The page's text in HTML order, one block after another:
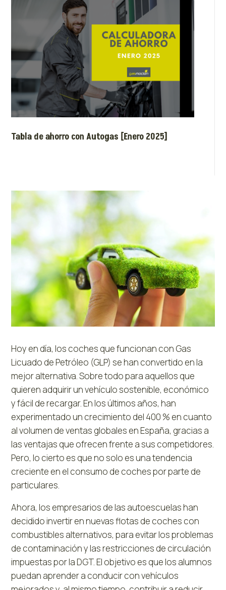
Tabla de ahorro con Autogas [Enero 2025]
Hoy en día, los coches que funcionan con Gas
Licuado de Petróleo (GLP) se han convertido en la
mejor alternativa. Sobre todo para aquellos que
quieren adquirir un vehículo sostenible, económico
y fácil de recargar. En los últimos años, han
experimentado un crecimiento del 400 % en cuanto
al volumen de ventas globales en España, gracias a
las ventajas que ofrecen frente a sus competidores.
Pero, lo cierto es que no solo es una tendencia
creciente en el consumo de coches por parte de
particulares.
Ahora, los empresarios de las autoescuelas han
decidido invertir en nuevas flotas de coches con
combustibles alternativos, para evitar los problemas
de contaminación y las restricciones de circulación
impuestas por la DGT. El objetivo es que los alumnos
puedan aprender a conducir con vehículos